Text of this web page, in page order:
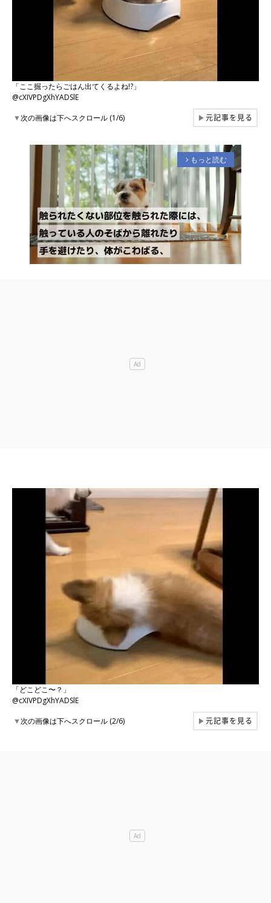
「ここ掘ったらごはん出てくるよね!?」
@cXIVPDgXhYADSlE
▼次の画像は下へスクロール (1/6) ▶元記事を見る
arrow_forward_ios もっと読む
「どこどこ〜？」
@cXIVPDgXhYADSlE
▼次の画像は下へスクロール (2/6) ▶元記事を見る